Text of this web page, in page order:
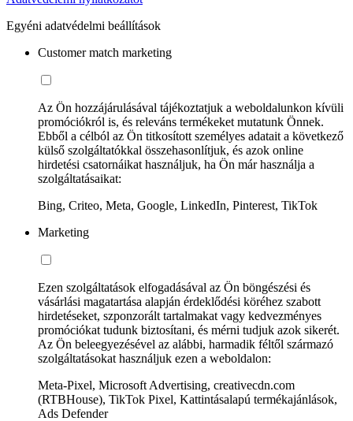
Egyéni adatvédelmi beállítások
Customer match marketing
Az Ön hozzájárulásával tájékoztatjuk a weboldalunkon kívüli
promóciókról is, és releváns termékeket mutatunk Önnek.
Ebből a célból az Ön titkosított személyes adatait a következő
külső szolgáltatókkal összehasonlítjuk, és azok online
hirdetési csatornáikat használjuk, ha Ön már használja a
szolgáltatásaikat:
Bing, Criteo, Meta, Google, LinkedIn, Pinterest, TikTok
Marketing
Ezen szolgáltatások elfogadásával az Ön böngészési és
vásárlási magatartása alapján érdeklődési köréhez szabott
hirdetéseket, szponzorált tartalmakat vagy kedvezményes
promóciókat tudunk biztosítani, és mérni tudjuk azok sikerét.
Az Ön beleegyezésével az alábbi, harmadik féltől származó
szolgáltatásokat használjuk ezen a weboldalon:
Meta-Pixel, Microsoft Advertising, creativecdn.com
(RTBHouse), TikTok Pixel, Kattintásalapú termékajánlások,
Ads Defender